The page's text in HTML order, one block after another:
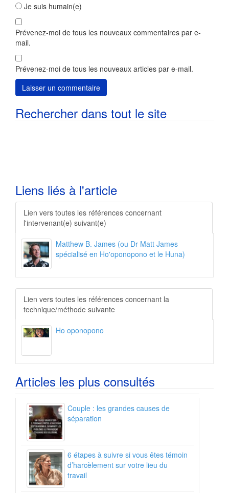
Je suis humain(e)
Prévenez-moi de tous les nouveaux commentaires par e-
mail.
Prévenez-moi de tous les nouveaux articles par e-mail.
Rechercher dans tout le site
Liens liés à l'article
Lien vers toutes les références concernant
l'intervenant(e) suivant(e)
Matthew B. James (ou Dr Matt James
spécialisé en Ho'oponopono et le Huna)
Lien vers toutes les références concernant la
technique/méthode suivante
Ho oponopono
Articles les plus consultés
Couple : les grandes causes de
séparation
6 étapes à suivre si vous êtes témoin
d’harcèlement sur votre lieu du
travail